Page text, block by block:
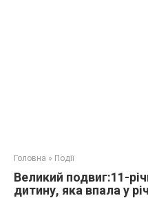
Головна » Події
Великий подвиг:11-
дитину, яка впала у